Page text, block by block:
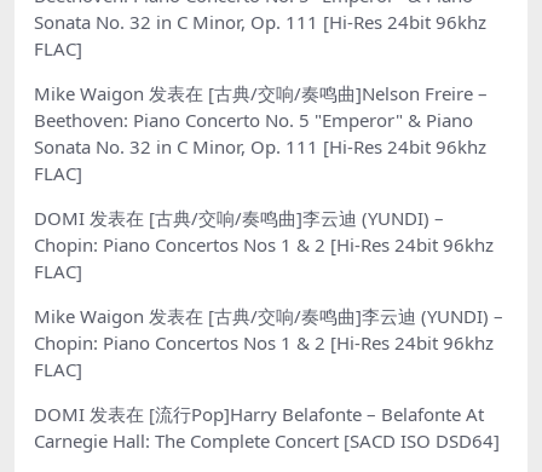
Sonata No. 32 in C Minor, Op. 111 [Hi-Res 24bit 96khz
FLAC]
Mike Waigon 发表在 [古典/交响/奏鸣曲]Nelson Freire –
Beethoven: Piano Concerto No. 5 "Emperor" & Piano
Sonata No. 32 in C Minor, Op. 111 [Hi-Res 24bit 96khz
FLAC]
DOMI 发表在 [古典/交响/奏鸣曲]李云迪 (YUNDI) –
Chopin: Piano Concertos Nos 1 & 2 [Hi-Res 24bit 96khz
FLAC]
Mike Waigon 发表在 [古典/交响/奏鸣曲]李云迪 (YUNDI) –
Chopin: Piano Concertos Nos 1 & 2 [Hi-Res 24bit 96khz
FLAC]
DOMI 发表在 [流行Pop]Harry Belafonte – Belafonte At
Carnegie Hall: The Complete Concert [SACD ISO DSD64]